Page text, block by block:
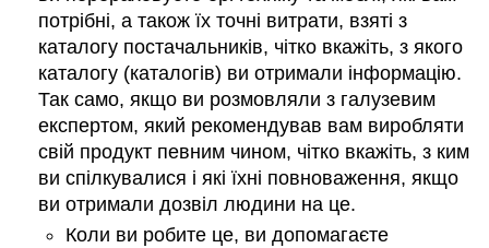
потрібні, а також їх точні витрати, взяті з
каталогу постачальників, чітко вкажіть, з якого
каталогу (каталогів) ви отримали інформацію.
Так само, якщо ви розмовляли з галузевим
експертом, який рекомендував вам виробляти
свій продукт певним чином, чітко вкажіть, з ким
ви спілкувалися і які їхні повноваження, якщо
ви отримали дозвіл людини на це.
Коли ви робите це, ви допомагаєте